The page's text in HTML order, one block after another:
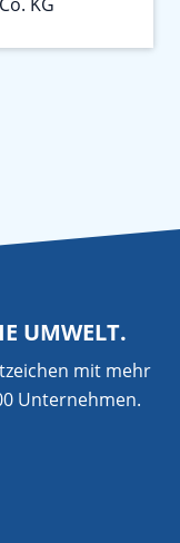
UMWELT.
mit mehr
Unternehmen.